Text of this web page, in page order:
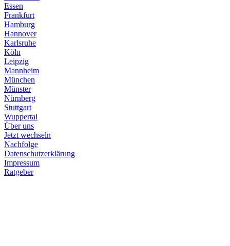
Essen
Frankfurt
Hamburg
Hannover
Karlsruhe
Köln
Leipzig
Mannheim
München
Münster
Nürnberg
Stuttgart
Wuppertal
Über uns
Jetzt wechseln
Nachfolge
Datenschutzerklärung
Impressum
Ratgeber